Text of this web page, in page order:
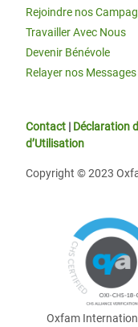
Rejoindre nos
Travailler Avec Nous
Devenir Bénévole
Relayer nos Messages
Contact | Déclaration
d’Utilisation
Copyright © 2023
Oxfam